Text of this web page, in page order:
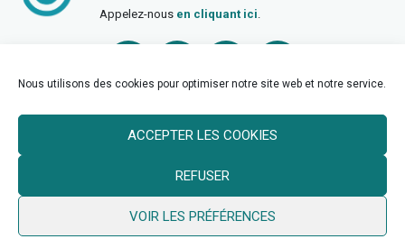
Nous utilisons des cookies pour optimiser notre site web et notre service.
ACCEPTER LES COOKIES
REFUSER
VOIR LES PRÉFÉRENCES
Appelez-nous en cliquant ici
© 2026 Ville de Billy Berclau —neoweb.fr